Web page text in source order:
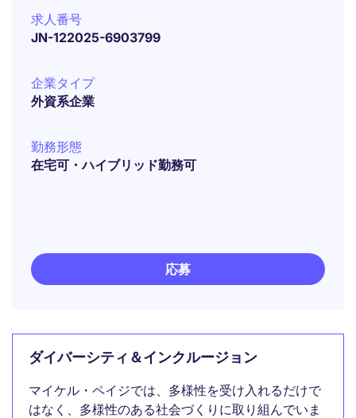
求人番号
JN-122025-6903799
企業タイプ
外資系企業
勤務形態
在宅可・ハイブリッド勤務可
応募
ダイバーシティ＆インクルージョン
マイケル・ペイジでは、多様性を受け入れるだけで
はなく、多様性のある社会づくりに取り組んでいま